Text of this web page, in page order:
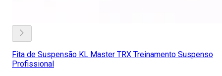
Fita de Suspensão KL Master TRX Treinamento Suspenso
Profissional